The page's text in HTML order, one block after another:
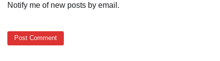
Notify me of new posts by email.